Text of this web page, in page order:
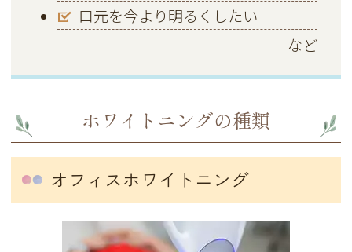
口元を今より明るくしたい
など
ホワイトニングの種類
オフィスホワイトニング